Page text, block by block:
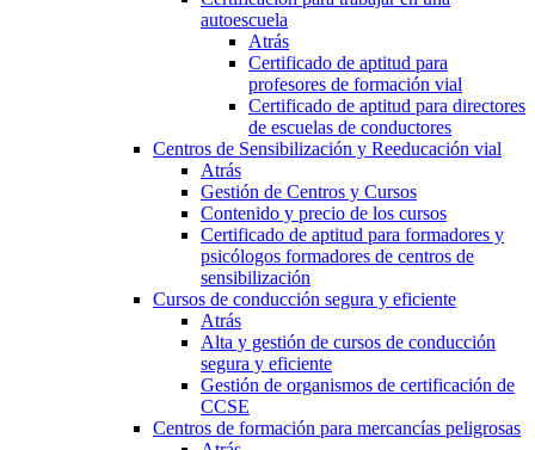
autoescuela
Atrás
Certificado de aptitud para
profesores de formación vial
Certificado de aptitud para directores
de escuelas de conductores
Centros de Sensibilización y Reeducación vial
Atrás
Gestión de Centros y Cursos
Contenido y precio de los cursos
Certificado de aptitud para formadores y
psicólogos formadores de centros de
sensibilización
Cursos de conducción segura y eficiente
Atrás
Alta y gestión de cursos de conducción
segura y eficiente
Gestión de organismos de certificación de
CCSE
Centros de formación para mercancías peligrosas